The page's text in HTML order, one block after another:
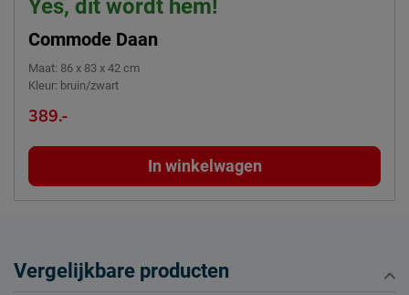
Yes, dit wordt hem!
Commode Daan
Maat: 86 x 83 x 42 cm
Kleur: bruin/zwart
389.-
In winkelwagen
Vergelijkbare producten